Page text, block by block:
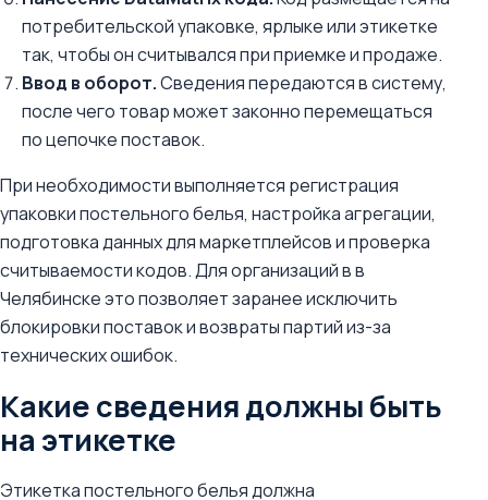
потребительской упаковке, ярлыке или этикетке
так, чтобы он считывался при приемке и продаже.
Ввод в оборот.Сведения передаются в систему,
после чего товар может законно перемещаться
по цепочке поставок.
При необходимости выполняется регистрация
упаковки постельного белья, настройка агрегации,
подготовка данных для маркетплейсов и проверка
считываемости кодов. Для организаций в в
Челябинске это позволяет заранее исключить
блокировки поставок и возвраты партий из-за
технических ошибок.
Какие сведения должны быть
на этикетке
Этикетка постельного белья должна